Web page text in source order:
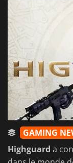
SE CONNECTER OU
GAMING
Highguard a